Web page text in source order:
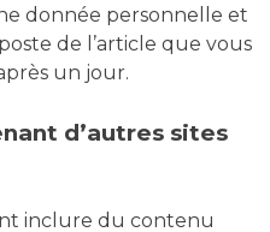
donnée personnelle et
de l’article que vous
un jour.
d’autres sites
inclure du contenu